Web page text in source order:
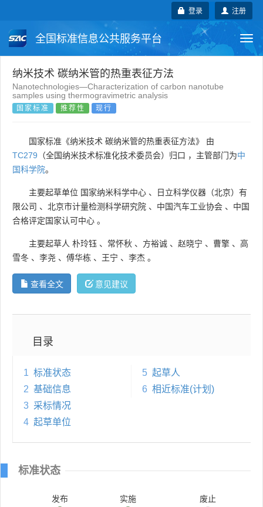
注册
登录
全国标准信息公共服务平台
国家标准 行业标准
团体标准 企业标准
纳米技术 碳纳米管的热重表征方法
Nanotechnologies—Characterization of carbon nanotube
samples using thermogravimetric analysis
国家标准 推荐性 现行
国家标准《纳米技术 碳纳米管的热重表征方法》 由
TC279 （全国纳米技术标准化技术委员会）归口 ，主管部门为中
国科学院。
主要起草单位 国家纳米科学中心 、
日立科学仪器（北京）有
限公司 、 北京市计量检测科学研究院 、 中国汽车工业协会 、 中国
合格评定国家认可中心 。
主要起草人 朴玲钰 、 常怀秋 、 方裕诚 、 赵晓宁 、 曹擎 、 高
雪冬 、 李尧 、 傅华栋 、 王宁 、 李杰 。
查看全文 意见建议
目录
1 标准状态
2 基础信息
3 采标情况
4 起草单位
5 起草人
6 相近标准(计划)
标准状态
发布 实施 废止